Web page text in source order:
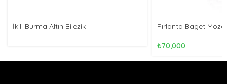
İkili Burma Altın Bilezik Pırlanta Baget
₺70,000